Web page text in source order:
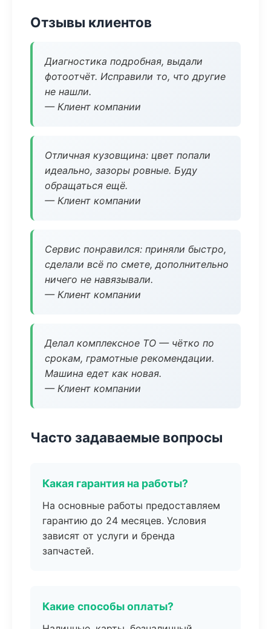
Отзывы клиентов
Диагностика подробная, выдали
фотоотчёт. Исправили то, что другие
не нашли.
— Клиент компании
Отличная кузовщина: цвет попали
идеально, зазоры ровные. Буду
обращаться ещё.
— Клиент компании
Сервис понравился: приняли быстро,
сделали всё по смете, дополнительно
ничего не навязывали.
— Клиент компании
Делал комплексное ТО — чётко по
срокам, грамотные рекомендации.
Машина едет как новая.
— Клиент компании
Часто задаваемые вопросы
Какая гарантия на работы?
На основные работы предоставляем
гарантию до 24 месяцев. Условия
зависят от услуги и бренда
запчастей.
Какие способы оплаты?